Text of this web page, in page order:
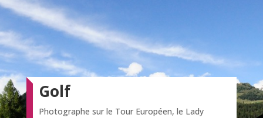
Golf
Photographe sur le Tour Européen, le Lady